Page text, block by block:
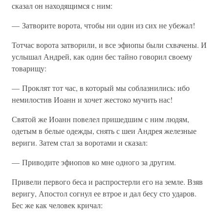
сказал он находящимся с ним:
— Затворите ворота, чтобы ни один из сих не убежал!
Тотчас ворота затворили, и все эфиопы были схвачены. И
услышал Андрей, как один бес тайно говорил своему
товарищу:
— Проклят тот час, в который мы соблазнились: ибо
немилостив Иоанн и хочет жестоко мучить нас!
Святой же Иоанн повелел пришедшим с ним людям,
одетым в белые одежды, снять с шеи Андрея железные
вериги. Затем стал за воротами и сказал:
— Приводите эфиопов ко мне одного за другим.
Привели первого беса и распростерли его на земле. Взяв
веригу, Апостол согнул ее втрое и дал бесу сто ударов.
Бес же как человек кричал: